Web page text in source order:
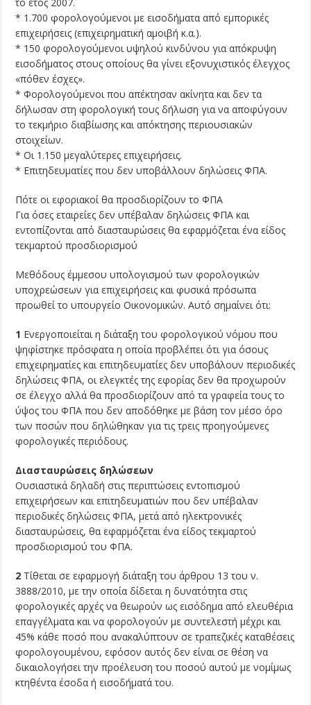
το έτος 2007.
* 1.700 φορολογούμενοι με εισοδήματα από εμπορικές
επιχειρήσεις (επιχειρηματική αμοιβή κ.α.).
* 150 φορολογούμενοι υψηλού κινδύνου για απόκρυψη
εισοδήματος στους οποίους θα γίνει εξονυχιστικός έλεγχος
«πόθεν έσχες».
* Φορολογούμενοι που απέκτησαν ακίνητα και δεν τα
δήλωσαν στη φορολογική τους δήλωση για να αποφύγουν
το τεκμήριο διαβίωσης και απόκτησης περιουσιακών
στοιχείων.
* Oι 1.150 μεγαλύτερες επιχειρήσεις.
* Eπιτηδευματίες που δεν υποβάλλουν δηλώσεις ΦΠA.
Πότε οι εφοριακοί θα προσδιορίζουν το ΦΠΑ
Για όσες εταιρείες δεν υπέβαλαν δηλώσεις ΦΠΑ και
εντοπίζονται από διασταυρώσεις θα εφαρμόζεται ένα είδος
τεκμαρτού προσδιορισμού
Μεθόδους έμμεσου υπολογισμού των φορολογικών
υποχρεώσεων για επιχειρήσεις και φυσικά πρόσωπα
προωθεί το υπουργείο Οικονομικών. Αυτό σημαίνει ότι:
1 Ενεργοποιείται η διάταξη του φορολογικού νόμου που
ψηφίστηκε πρόσφατα η οποία προβλέπει ότι για όσους
επιχειρηματίες και επιτηδευματίες δεν υποβάλουν περιοδικές
δηλώσεις ΦΠΑ, οι ελεγκτές της εφορίας δεν θα προχωρούν
σε έλεγχο αλλά θα προσδιορίζουν από τα γραφεία τους το
ύψος του ΦΠΑ που δεν αποδόθηκε με βάση τον μέσο όρο
των ποσών που δηλώθηκαν για τις τρεις προηγούμενες
φορολογικές περιόδους.
Διασταυρώσεις δηλώσεων
Ουσιαστικά δηλαδή στις περιπτώσεις εντοπισμού
επιχειρήσεων και επιτηδευματιών που δεν υπέβαλαν
περιοδικές δηλώσεις ΦΠΑ, μετά από ηλεκτρονικές
διασταυρώσεις, θα εφαρμόζεται ένα είδος τεκμαρτού
προσδιορισμού του ΦΠΑ.
2 Τίθεται σε εφαρμογή διάταξη του άρθρου 13 του ν.
3888/2010, με την οποία δίδεται η δυνατότητα στις
φορολογικές αρχές να θεωρούν ως εισόδημα από ελευθέρια
επαγγέλματα και να φορολογούν με συντελεστή μέχρι και
45% κάθε ποσό που ανακαλύπτουν σε τραπεζικές καταθέσεις
φορολογουμένου, εφόσον αυτός δεν είναι σε θέση να
δικαιολογήσει την προέλευση του ποσού αυτού με νομίμως
κτηθέντα έσοδα ή εισοδήματά του.